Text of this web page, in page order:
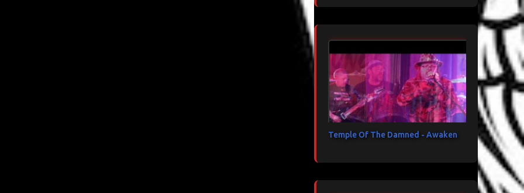
Temple Of The Damned - Awaken